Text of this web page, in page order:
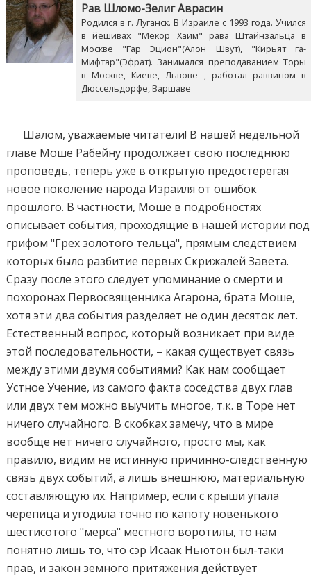
Рав Шломо-Зелиг Аврасин
Родился в г. Луганск. В Израиле с 1993 года. Учился
в йешивах "Мекор Хаим" рава Штайнзальца в
Москве "Гар Эцион"(Алон Швут), "Кирьят га-
Мифтар"(Эфрат). Занимался преподаванием Торы
в Москве, Киеве, Львове , работал раввином в
Дюссельдорфе, Варшаве
Шалом, уважаемые читатели! В нашей недельной
главе Моше Рабейну продолжает свою последнюю
проповедь, теперь уже в открытую предостерегая
новое поколение народа Израиля от ошибок
прошлого. В частности, Моше в подробностях
описывает события, проходящие в нашей истории под
грифом "Грех золотого тельца", прямым следствием
которых было разбитие первых Скрижалей Завета.
Сразу после этого следует упоминание о смерти и
похоронах Первосвященника Агарона, брата Моше,
хотя эти два события разделяет не один десяток лет.
Естественный вопрос, который возникает при виде
этой последовательности, – какая существует связь
между этими двумя событиями? Как нам сообщает
Устное Учение, из самого факта соседства двух глав
или двух тем можно выучить многое, т.к. в Торе нет
ничего случайного. В скобках замечу, что в мире
вообще нет ничего случайного, просто мы, как
правило, видим не истинную причинно-следственную
связь двух событий, а лишь внешнюю, материальную
составляющую их. Например, если с крыши упала
черепица и угодила точно по капоту новенького
шестисотого "мерса" местного воротилы, то нам
понятно лишь то, что сэр Исаак Ньютон был-таки
прав, и закон земного притяжения действует